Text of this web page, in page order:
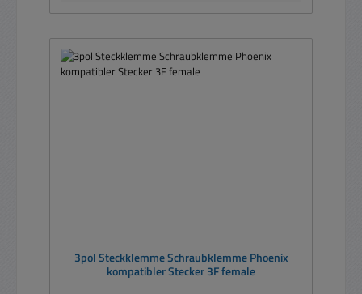
3pol Steckklemme Schraubklemme Phoenix
kompatibler Stecker 3F female